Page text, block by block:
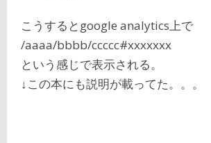
こうするとgoogle analytics上で
/aaaa/bbbb/ccccc#xxxxxxx
という感じで表示される。
↓この本にも説明が載ってた。。。